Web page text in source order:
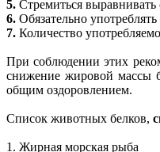
5. Стремиться
6. Обязательно
7. Количество
При соблюдении этих
снижение жировой массы
общим оздоровлением.
Список животных белков,
1. Жирная морская рыба